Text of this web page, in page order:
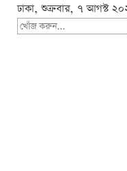
ঢাকা, শুক্রবার, ৭ আগস্ট